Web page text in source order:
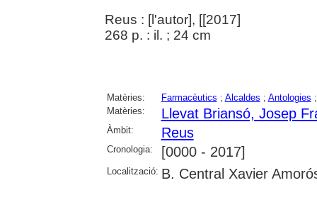
Reus : [l'autor], [[2017]
268 p. : il. ; 24 cm
Matèries: Farmacèutics ; Alcaldes ; Antologies
Matèries:
Llevat Briansó, Josep
Àmbit: Reus
Cronologia: [0000 - 2017]
Localització: B. Central Xavier